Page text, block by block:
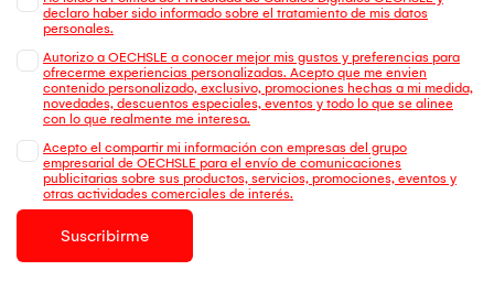
declaro haber sido informado sobre el tratamiento de mis datos
personales.
Autorizo a OECHSLE a conocer mejor mis gustos y preferencias para
ofrecerme experiencias personalizadas. Acepto que me envien
contenido personalizado, exclusivo, promociones hechas a mi medida,
novedades, descuentos especiales, eventos y todo lo que se alinee
con lo que realmente me interesa.
Acepto el compartir mi información con empresas del grupo
empresarial de OECHSLE para el envío de comunicaciones
publicitarias sobre sus productos, servicios, promociones, eventos y
otras actividades comerciales de interés.
Suscribirme